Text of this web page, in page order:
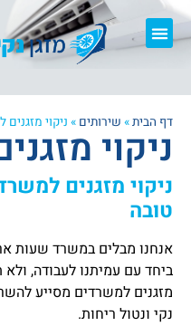
דף הבית» שירותים »ניקוי ניקוי
ניקוי מזגנים
טובה
אנחנו מבלים במשרד שעות
ביחד עם עמיתנו לעבודה, ולא
מזגנים למשרדים מסייע
נקי ונטול ריחות.